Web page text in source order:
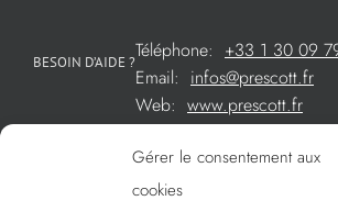
Gérer le consentement aux
cookies
BESOIN D’AIDE ?Téléphone: +33 1 30 09
Email: infos@prescott.fr
Web: www.prescott.fr
Créations métal sur mesure